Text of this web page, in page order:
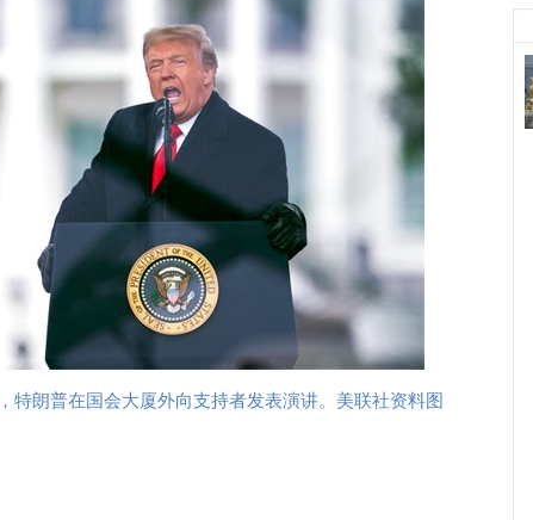
特朗普在国会大厦外向支持者发表演讲。美联社资料图